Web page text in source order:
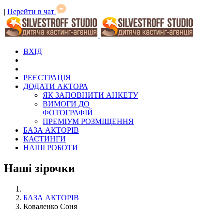
| Перейти в чат
ВХІД
РЕЄСТРАЦІЯ
ДОДАТИ АКТОРА
ЯК ЗАПОВНИТИ АНКЕТУ
ВИМОГИ ДО
ФОТОГРАФІЙ
ПРЕМІУМ РОЗМІЩЕННЯ
БАЗА АКТОРІВ
КАСТИНГИ
НАШІ РОБОТИ
Наші зірочки
БАЗА АКТОРІВ
Коваленко Соня